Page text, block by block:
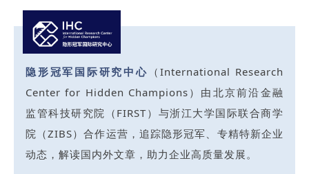
隐形冠军国际研究中心 （International Research
Center for Hidden Champions）由北京前沿金融
监管科技研究院（FIRST）与浙江大学国际联合商学
院（ZIBS）合作运营，追踪隐形冠军、专精特新企业
动态，解读国内外文章，助力企业高质量发展。